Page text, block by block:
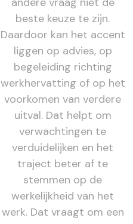
beste keuze te zijn.
Daardoor kan het accent
liggen op advies, op
begeleiding richting
werkhervatting of op het
voorkomen van verdere
uitval. Dat helpt om
verwachtingen te
verduidelijken en het
traject beter af te
stemmen op de
werkelijkheid van het
werk. Dat vraagt om een